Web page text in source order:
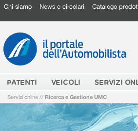
Chi siamo News e circolari Catalogo
PATENTI VEICOLI SERVIZI
Servizi online // Ricerca e Gestione UMC